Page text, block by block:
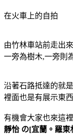
在火車上的自拍
由竹林車站前走出
一旁為樹木,一旁則
沿著石路抵達的就
裡面也是有展示東
有機會大家也來這
靜怡 の[宜蘭。羅東